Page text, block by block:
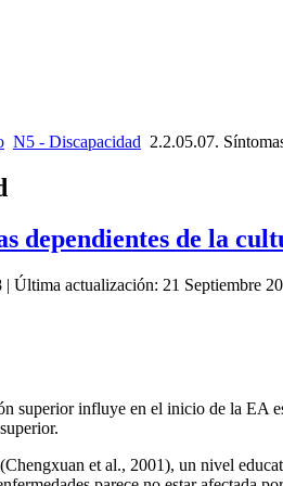
N5 - Discapacidad 2.2.05.07.
dependientes de la
| Última actualización: 21 Septiembre
superior influye en el inicio de la EA
et al., 2001), un nivel